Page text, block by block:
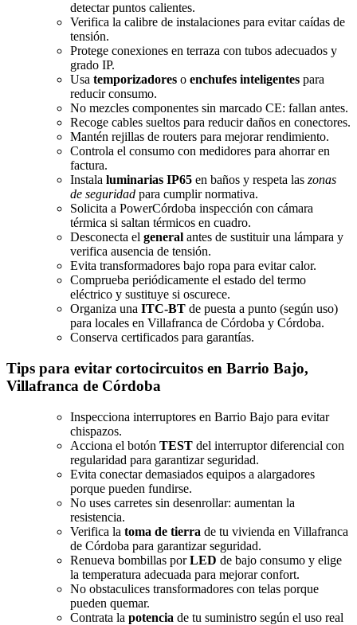
detectar puntos calientes.
Verifica la calibre de instalaciones para evitar caídas de
tensión.
Protege conexiones en terraza con tubos adecuados y
grado IP.
Usa temporizadores o enchufes inteligentes para
reducir consumo.
No mezcles componentes sin marcado CE: fallan antes.
Recoge cables sueltos para reducir daños en conectores.
Mantén rejillas de routers para mejorar rendimiento.
Controla el consumo con medidores para ahorrar en
factura.
Instala luminarias IP65 en baños y respeta las zonas
de seguridad para cumplir normativa.
Solicita a PowerCórdoba inspección con cámara
térmica si saltan térmicos en cuadro.
Desconecta el general antes de sustituir una lámpara y
verifica ausencia de tensión.
Evita transformadores bajo ropa para evitar calor.
Comprueba periódicamente el estado del termo
eléctrico y sustituye si oscurece.
Organiza una ITC-BT de puesta a punto (según uso)
para locales en Villafranca de Córdoba y Córdoba.
Conserva certificados para garantías.
Tips para evitar cortocircuitos en Barrio Bajo,
Villafranca de Córdoba
Inspecciona interruptores en Barrio Bajo para evitar
chispazos.
Acciona el botón TEST del interruptor diferencial con
regularidad para garantizar seguridad.
Evita conectar demasiados equipos a alargadores
porque pueden fundirse.
No uses carretes sin desenrollar: aumentan la
resistencia.
Verifica la toma de tierra de tu vivienda en Villafranca
de Córdoba para garantizar seguridad.
Renueva bombillas porLED de bajo consumo y elige
la temperatura adecuada para mejorar confort.
No obstaculices transformadores con telas porque
pueden quemar.
Contrata la potencia de tu suministro según el uso real